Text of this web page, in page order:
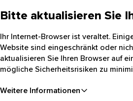
Bitte aktualisieren Sie
Ihr Internet-Browser ist veraltet.
Website sind eingeschränkt oder
aktualisieren Sie Ihren Browser auf
mögliche Sicherheitsrisiken zu
Weitere Informationen